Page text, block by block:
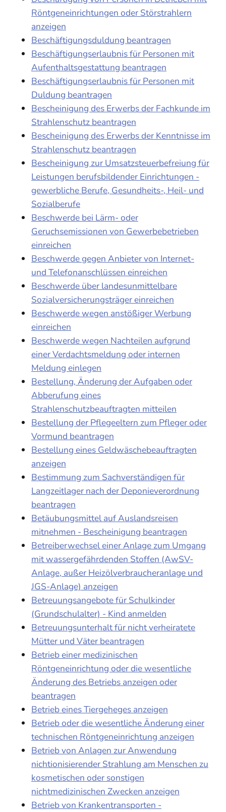
Röntgeneinrichtungen oder Störstrahlern
anzeigen
Beschäftigungsduldung beantragen
Beschäftigungserlaubnis für Personen mit
Aufenthaltsgestattung beantragen
Beschäftigungserlaubnis für Personen mit
Duldung beantragen
Bescheinigung des Erwerbs der Fachkunde im
Strahlenschutz beantragen
Bescheinigung des Erwerbs der Kenntnisse im
Strahlenschutz beantragen
Bescheinigung zur Umsatzsteuerbefreiung für
Leistungen berufsbildender Einrichtungen -
gewerbliche Berufe, Gesundheits-, Heil- und
Sozialberufe
Beschwerde bei Lärm- oder
Geruchsemissionen von Gewerbebetrieben
einreichen
Beschwerde gegen Anbieter von Internet-
und Telefonanschlüssen einreichen
Beschwerde über landesunmittelbare
Sozialversicherungsträger einreichen
Beschwerde wegen anstößiger Werbung
einreichen
Beschwerde wegen Nachteilen aufgrund
einer Verdachtsmeldung oder internen
Meldung einlegen
Bestellung, Änderung der Aufgaben oder
Abberufung eines
Strahlenschutzbeauftragten mitteilen
Bestellung der Pflegeeltern zum Pfleger oder
Vormund beantragen
Bestellung eines Geldwäschebeauftragten
anzeigen
Bestimmung zum Sachverständigen für
Langzeitlager nach der Deponieverordnung
beantragen
Betäubungsmittel auf Auslandsreisen
mitnehmen - Bescheinigung beantragen
Betreiberwechsel einer Anlage zum Umgang
mit wassergefährdenden Stoffen (AwSV-
Anlage, außer Heizölverbraucheranlage und
JGS-Anlage) anzeigen
Betreuungsangebote für Schulkinder
(Grundschulalter) - Kind anmelden
Betreuungsunterhalt für nicht verheiratete
Mütter und Väter beantragen
Betrieb einer medizinischen
Röntgeneinrichtung oder die wesentliche
Änderung des Betriebs anzeigen oder
beantragen
Betrieb eines Tiergeheges anzeigen
Betrieb oder die wesentliche Änderung einer
technischen Röntgeneinrichtung anzeigen
Betrieb von Anlagen zur Anwendung
nichtionisierender Strahlung am Menschen zu
kosmetischen oder sonstigen
nichtmedizinischen Zwecken anzeigen
Betrieb von Krankentransporten -